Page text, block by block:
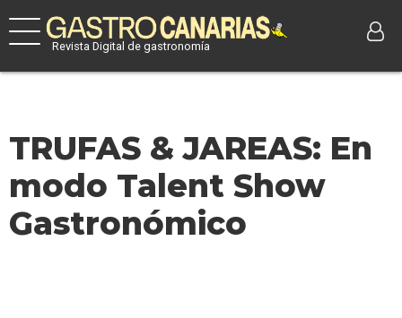
Revista Digital de gastronomía
TRUFAS & JAREAS: En
modo Talent Show
Gastronómico